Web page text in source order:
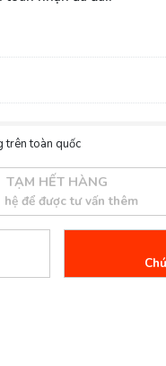
trên toàn quốc
TẠM HẾT HÀNG
hệ để được tư vấn thêm